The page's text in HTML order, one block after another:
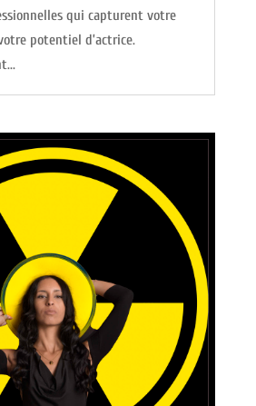
qui capturent votre
potentiel d’actrice.